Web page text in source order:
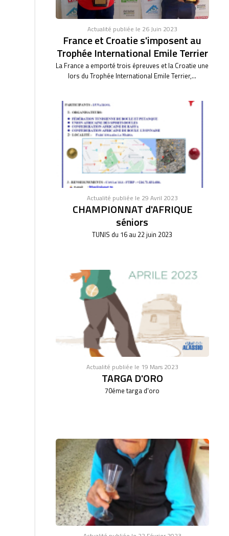
Actualité publiée le 26 Juin 2023
France et Croatie s'imposent au
Trophée International Emile Terrier
La France a emporté trois épreuves et la Croatie une
lors du Trophée International Emile Terrier,...
Actualité publiée le 29 Avril 2023
CHAMPIONNAT d'AFRIQUE
séniors
TUNIS du 16 au 22 juin 2023
Actualité publiée le 19 Mars 2023
TARGA D'ORO
70éme targa d'oro